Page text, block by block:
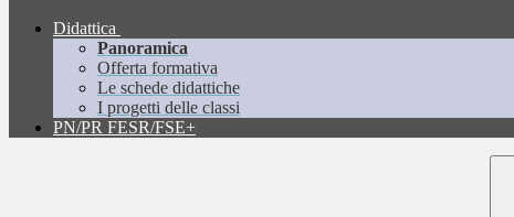
Didattica
Panoramica
Offerta formativa
Le schede didattiche
I progetti delle classi
PN/PR FESR/FSE+